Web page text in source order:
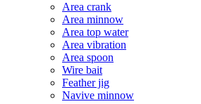
Area crank
Area minnow
Area top water
Area vibration
Area spoon
Wire bait
Feather jig
Navive minnow